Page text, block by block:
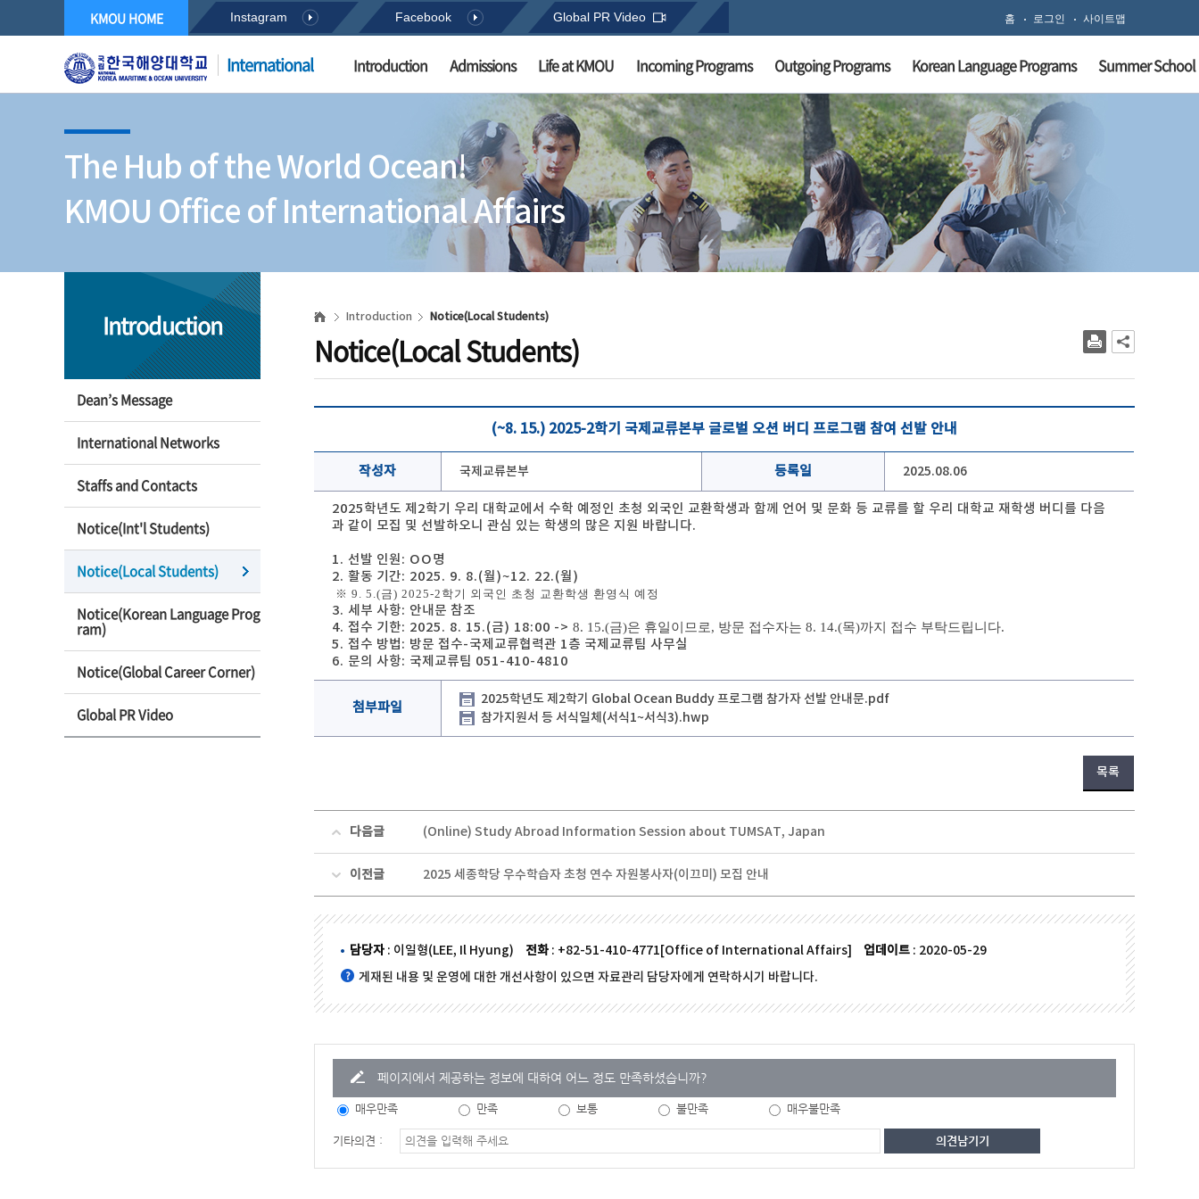
KMOU HOME
International
홈 로그인 사이트맵
Instagram Facebook Global PR Video
Introduction Admissions Life at KMOU Incoming Programs Outgoing Programs Korean Language Programs Summer School
The Hub of the World Ocean!
KMOU Office of International Affairs
Introduction
Dean’s Message
International Networks
Staffs and Contacts
Notice(Int'l Students)
Notice(Local Students)
Notice(Korean Language Prog
ram)
Notice(Global Career Corner)
Global PR Video
Introduction Notice(Local Students)
Notice(Local Students)
(~8. 15.) 2025-2학기 국제교류본부 글로벌 오션 버디 프로그램 참여 선발 안내
작성자 국제교류본부 등록일 2025.08.06
2025학년도 제2학기 우리 대학교에서 수학 예정인 초청 외국인 교환학생과 함께 언어 및 문화 등 교류를 할 우리 대학교 재학생 버디를 다음
과 같이 모집 및 선발하오니 관심 있는 학생의 많은 지원 바랍니다.
1. 선발 인원: OO명
2. 활동 기간: 2025. 9. 8.(월)~12. 22.(월)
※ 9. 5.(금) 2025-2학기 외국인 초청 교환학생 환영식 예정
3. 세부 사항: 안내문 참조
4. 접수 기한: 2025. 8. 15.(금) 18:00 -> 8. 15.(금)은 휴일이므로, 방문 접수자는 8. 14.(목)까지 접수 부탁드립니다.
5. 접수 방법: 방문 접수-국제교류협력관 1층 국제교류팀 사무실
6. 문의 사항: 국제교류팀 051-410-4810
첨부파일
2025학년도 제2학기 Global Ocean Buddy 프로그램 참가자 선발 안내문.pdf
참가지원서 등 서식일체(서식1~서식3).hwp
목록
다음글 (Online) Study Abroad Information Session about TUMSAT, Japan
이전글 2025 세종학당 우수학습자 초청 연수 자원봉사자(이끄미) 모집 안내
담당자 : 이일형(LEE, Il Hyung) 전화 : +82-51-410-4771[Office of International Affairs] 업데이트 : 2020-05-29
게재된 내용 및 운영에 대한 개선사항이 있으면 자료관리 담당자에게 연락하시기 바랍니다.
페이지에서 제공하는 정보에 대하여 어느 정도 만족하셨습니까?
매우만족 만족 보통 불만족 매우불만족
기타의견 :